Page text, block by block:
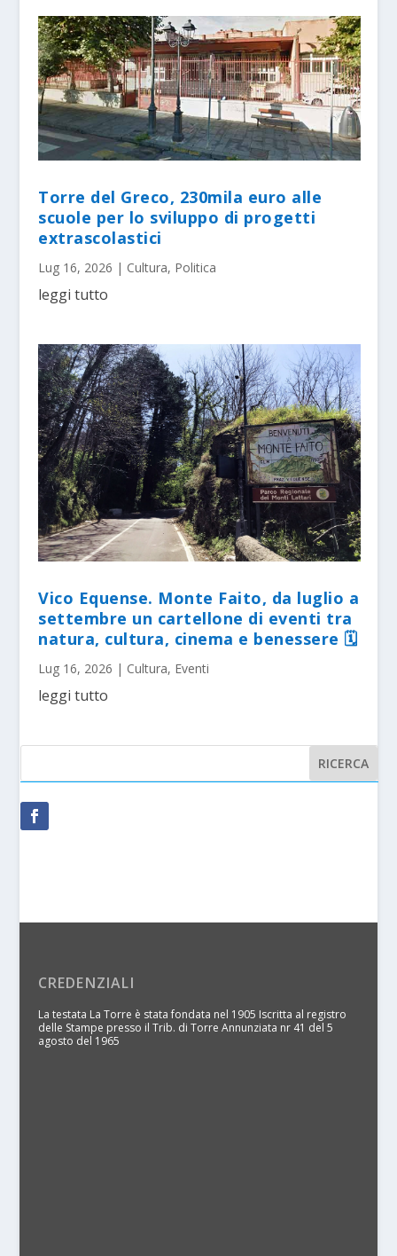
Torre del Greco, 230mila euro alle
scuole per lo sviluppo di progetti
extrascolastici
Lug 16, 2026 | Cultura, Politica
leggi tutto
Vico Equense. Monte Faito, da luglio a
settembre un cartellone di eventi tra
natura, cultura, cinema e benessere 🗓
Lug 16, 2026 | Cultura, Eventi
leggi tutto
CREDENZIALI
La testata La Torre è stata fondata nel 1905 Iscritta al registro
delle Stampe presso il Trib. di Torre Annunziata nr 41 del 5
agosto del 1965